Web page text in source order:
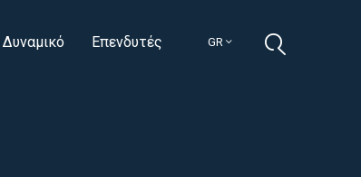
GR
Επενδυτές